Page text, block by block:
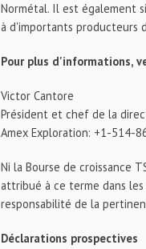
Normétal. Il est également
à d'importants producteurs
Pour plus d'informations,
Victor Cantore
Président et chef de la
Amex Exploration: +1-514-
Ni la Bourse de croissance
attribué à ce terme dans
responsabilité de la
Déclarations prospectives